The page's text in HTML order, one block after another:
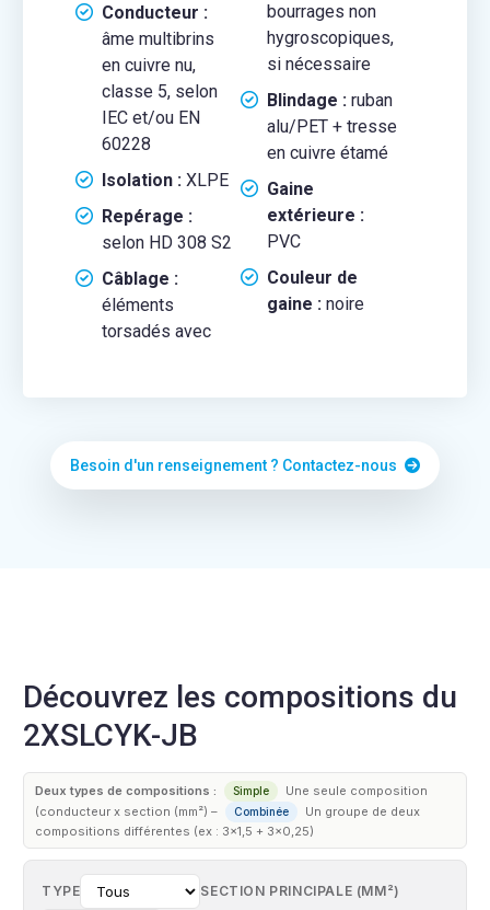
Conducteur :
âme multibrins
en cuivre nu,
classe 5, selon
IEC et/ou EN
60228
Isolation :XLPE
Repérage :
selon HD 308 S2
Câblage :
éléments
torsadés avec
bourrages non
hygroscopiques,
si nécessaire
Blindage :ruban
alu/PET + tresse
en cuivre étamé
Gaine
extérieure :
PVC
Couleur de
gaine :noire
Besoin d'un renseignement ? Contactez-nous
Découvrez les compositions du
2XSLCYK-JB
Deux types de compositions : Simple
Une seule composition
(conducteur x section (mm²) –
Combinée
Un groupe de deux
compositions différentes (ex : 3×1,5 + 3×0,25)
TYPE SECTION PRINCIPALE (MM²)